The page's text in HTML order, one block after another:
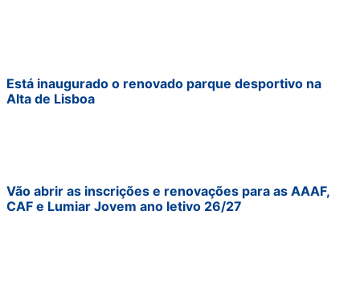
Está inaugurado o renovado parque desportivo na
Alta de Lisboa
Vão abrir as inscrições e renovações para as AAAF,
CAF e Lumiar Jovem ano letivo 26/27